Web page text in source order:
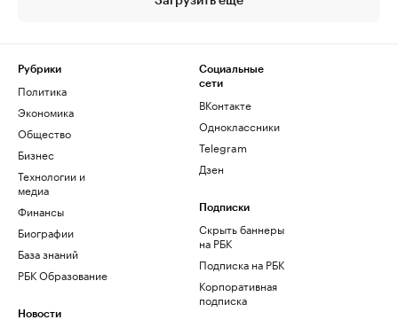
Рубрики
Политика
Экономика
Общество
Бизнес
Технологии и
медиа
Финансы
Биографии
База знаний
РБК Образование
Новости
Социальные
сети
ВКонтакте
Одноклассники
Telegram
Дзен
Подписки
Скрыть баннеры
на РБК
Подписка на РБК
Корпоративная
подписка